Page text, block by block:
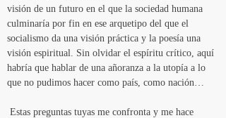
visión de un futuro en el que la sociedad humana
culminaría por fin en ese arquetipo del que el
socialismo da una visión práctica y la poesía una
visión espiritual. Sin olvidar el espíritu crítico, aquí
habría que hablar de una añoranza a la utopía a lo
que no pudimos hacer como país, como nación…
Estas preguntas tuyas me confronta y me hace